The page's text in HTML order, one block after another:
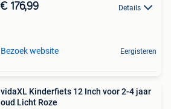
€ 176,99 Details
Bezoek website Eergisteren
vidaXL Kinderfiets 12 Inch voor 2-4 jaar
oud Licht Roze